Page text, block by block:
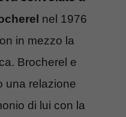
nel 1976
in mezzo la
Brocherel e
una relazione
di lui con la